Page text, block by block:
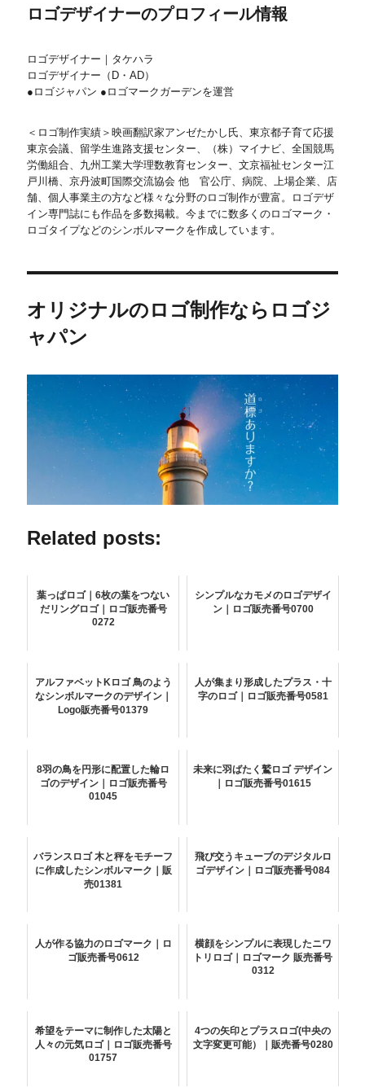
ロゴデザイナーのプロフィール情報
ロゴデザイナー｜タケハラ
ロゴデザイナー（D・AD）
●ロゴジャパン ●ロゴマークガーデンを運営
＜ロゴ制作実績＞映画翻訳家アンゼたかし氏、東京都子育て応援
東京会議、留学生進路支援センター、（株）マイナビ、全国競馬
労働組合、九州工業大学理数教育センター、文京福祉センター江
戸川橋、京丹波町国際交流協会 他 官公庁、病院、上場企業、店
舗、個人事業主の方など様々な分野のロゴ制作が豊富。ロゴデザ
イン専門誌にも作品を多数掲載。今までに数多くのロゴマーク・
ロゴタイプなどのシンボルマークを作成しています。
オリジナルのロゴ制作ならロゴジ
ャパン
Related posts:
葉っぱロゴ｜6枚の葉をつない
だリングロゴ｜ロゴ販売番号
0272
シンプルなカモメのロゴデザイ
ン｜ロゴ販売番号0700
アルファベットKロゴ 鳥のよう
なシンボルマークのデザイン｜
Logo販売番号01379
人が集まり形成したプラス・十
字のロゴ｜ロゴ販売番号0581
8羽の鳥を円形に配置した輪ロ
ゴのデザイン｜ロゴ販売番号
01045
未来に羽ばたく鷲ロゴ デザイン
｜ロゴ販売番号01615
バランスロゴ 木と秤をモチーフ
に作成したシンボルマーク｜販
売01381
飛び交うキューブのデジタルロ
ゴデザイン｜ロゴ販売番号084
人が作る協力のロゴマーク｜ロ
ゴ販売番号0612
横顔をシンプルに表現したニワ
トリロゴ｜ロゴマーク 販売番号
0312
希望をテーマに制作した太陽と
人々の元気ロゴ｜ロゴ販売番号
01757
4つの矢印とプラスロゴ(中央の
文字変更可能）｜販売番号0280